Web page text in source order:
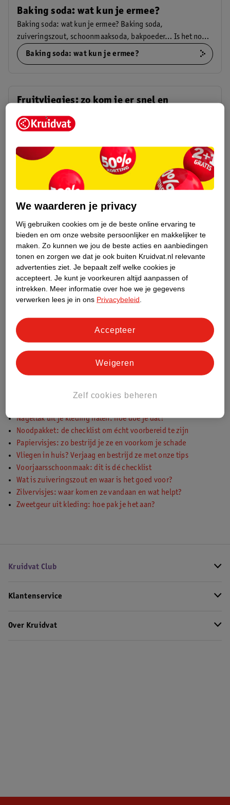
Baking soda: wat kun je ermee?
Baking soda: wat kun je ermee? Baking soda,
zuiveringszout, schoonmaaksoda, bakpoeder… Is het nou
allemaal hetzelfde? En waar gebruik je het voor? Lees onze
tips!
Baking soda: wat kun je ermee?
Fruitvliegjes: zo kom je er snel en
gemakkelijk vanaf
Op deze pagina kom je alles te weten over fruitvliegjes.
voor en belangrijker nog: hoe kom je er vanaf?
Fruitvliegjes: zo kom je er snel en gemakkelijk
Make-up uit je kleding halen: hoe doe je
Hoe haal je make-up goed uit je kleding? En welke middelen
kan je gebruiken? Op deze pagina laten we je zien welke
producten voor elke soort make-upvlek effectief zijn en hoe
je de producten gebruikt.
Make-up uit je kleding halen: hoe doe je dat?
Lees onze andere adviezen over het
Baking soda: wat kun je ermee?
Fruitvliegjes: zo kom je er snel en gemakkelijk vanaf
Foundation uit je kleding verwijderen doe je zo
Haarverf uit je kleding verwijderen doe je zo
Make-up uit je kleding halen: hoe doe je dat?
Nagellak uit je kleding halen: hoe doe je dat?
Noodpakket: de checklist om écht voorbereid te zijn
Papiervisjes: zo bestrijd je ze en voorkom je schade
Vliegen in huis? Verjaag en bestrijd ze met onze tips
Voorjaarsschoonmaak: dit is dé checklist
Wat is zuiveringszout en waar is het goed voor?
Zilvervisjes: waar komen ze vandaan en wat helpt?
Zweetgeur uit kleding: hoe pak je het aan?
Kruidvat Club
Klantenservice
Over Kruidvat
We waarderen je privacy
Wij gebruiken cookies om je de beste online ervaring te
bieden en om onze website persoonlijker en makkelijker te
maken. Zo kunnen we jou de beste acties en aanbiedingen
tonen en zorgen we dat je ook buiten Kruidvat.nl relevante
advertenties ziet. Je bepaalt zelf welke cookies je
accepteert. Je kunt je voorkeuren altijd aanpassen of
intrekken.
Meer informatie over hoe we je gegevens
verwerken lees je in ons Privacybeleid
Zelf cookies beheren
Weigeren
Accepteer